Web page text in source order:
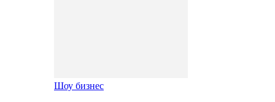
Шоу бизнес